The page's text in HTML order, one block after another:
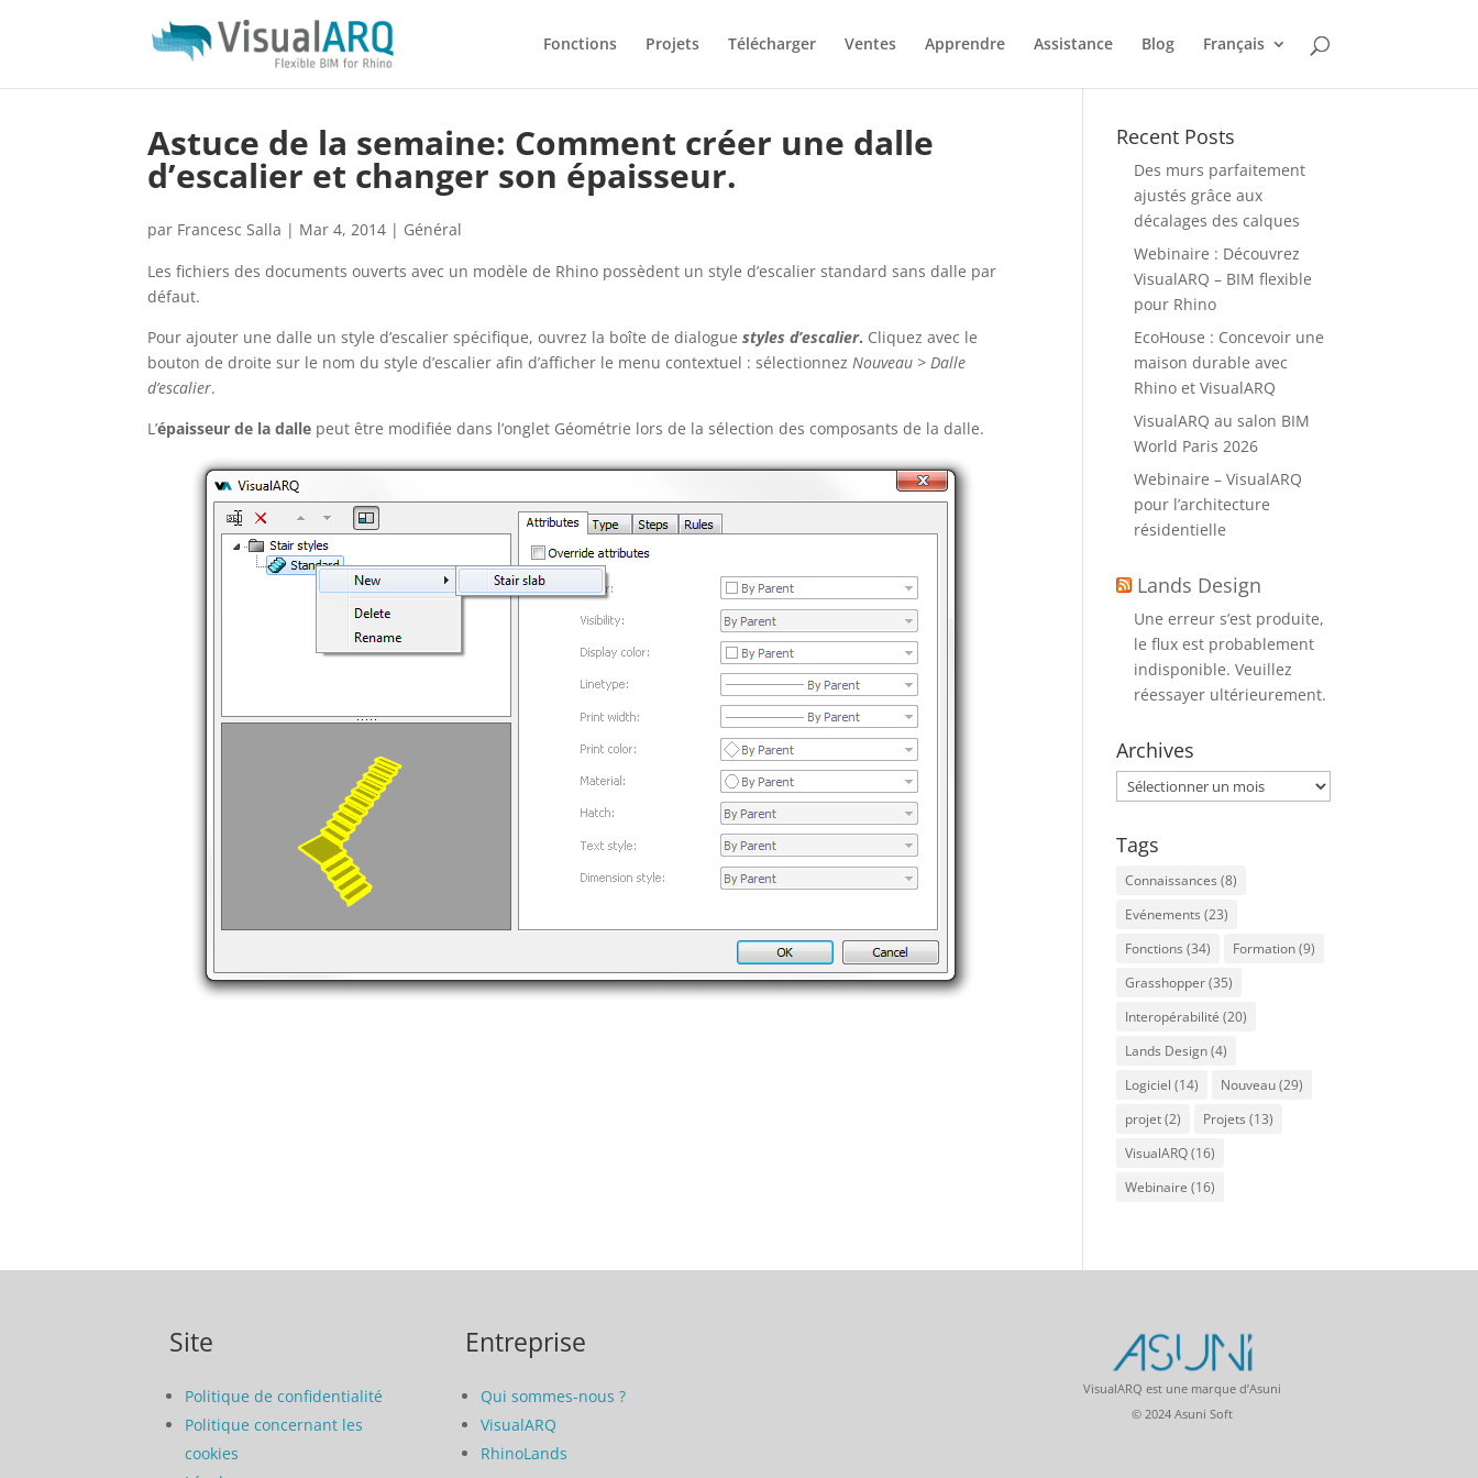
Fonctions Projets Télécharger Ventes Apprendre Assistance Blog Français
Astuce de la semaine: Comment créer une dalle
d’escalier et changer son épaisseur.
par Francesc Salla | Mar 4, 2014 | Général
Les fichiers des documents ouverts avec un modèle de Rhino possèdent un style d’escalier standard sans dalle par
défaut.
Pour ajouter une dalle un style d’escalier spécifique, ouvrez la boîte de dialoguestyles d’escalier. Cliquez avec le
bouton de droite sur le nom du style d’escalier afin d’afficher le menu contextuel : sélectionnezNouveau > Dalle
d’escalier.
L’épaisseur de la dalle peut être modifiée dans l’onglet Géométrie lors de la sélection des composants de la dalle.
Recent Posts
Des murs parfaitement
ajustés grâce aux
décalages des calques
Webinaire : Découvrez
VisualARQ – BIM flexible
pour Rhino
EcoHouse : Concevoir une
maison durable avec
Rhino et VisualARQ
VisualARQ au salon BIM
World Paris 2026
Webinaire – VisualARQ
pour l’architecture
résidentielle
Lands Design
Une erreur s’est produite,
le flux est probablement
indisponible. Veuillez
réessayer ultérieurement.
Archives
Archives
Tags
Connaissances (8)
Evénements (23)
Fonctions (34) Formation(9)
Grasshopper(35)
Interopérabilité (20)
Lands Design(4)
Logiciel (14) Nouveau(29)
projet(2) Projets (13)
VisualARQ(16)
Webinaire (16)
Site
Politique de confidentialité
Politique concernant les
cookies
Entreprise
Qui sommes-nous ?
VisualARQ
RhinoLands
VisualARQ est une marque d’Asuni
© 2024 Asuni Soft